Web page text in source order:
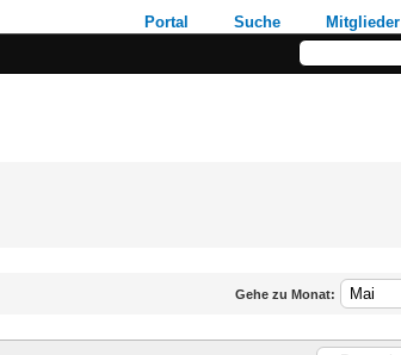
Portal Suche Mitglieder
Gehe zu Monat: